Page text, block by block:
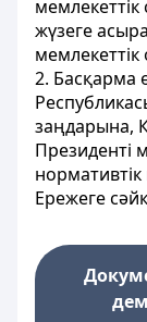
жүзеге
2. Басқарма
заңдарына,
Президенті
Ережеге